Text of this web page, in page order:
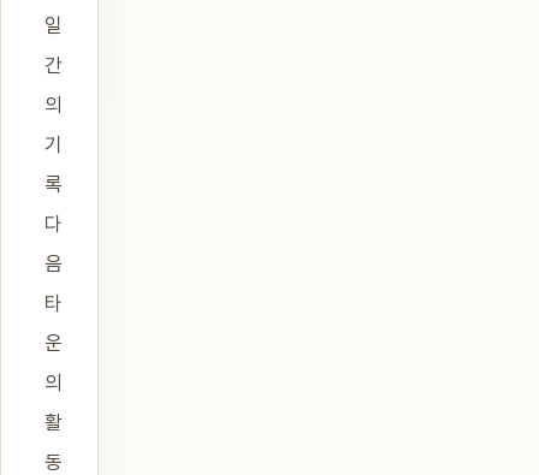
일
간
의
기
록
다
음
타
운
의
활
동